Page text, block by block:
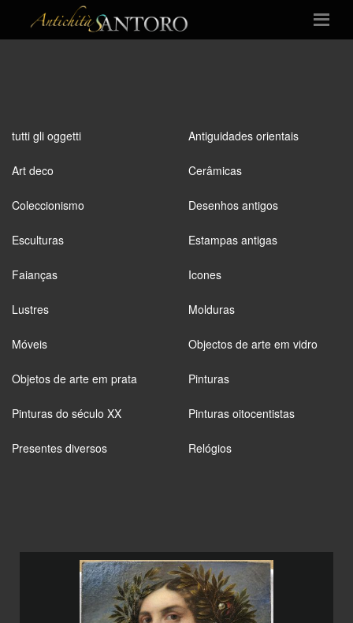
tutti gli oggetti Antiguidades orientais
Art deco Cerâmicas
Coleccionismo Desenhos antigos
Esculturas Estampas antigas
Faianças Icones
Lustres Molduras
Móveis Objectos de arte em vidro
Objetos de arte em prata Pinturas
Pinturas do século XX Pinturas oitocentistas
Presentes diversos Relógios